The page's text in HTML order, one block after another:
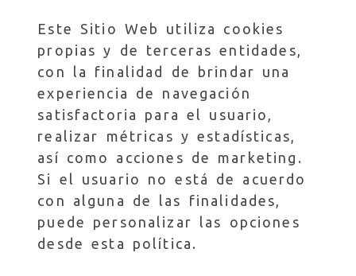
Este Sitio Web utiliza cookies
propias y de terceras entidades,
con la finalidad de brindar una
experiencia de navegación
satisfactoria para el usuario,
realizar métricas y estadísticas,
así como acciones de marketing.
Si el usuario no está de acuerdo
con alguna de las finalidades,
puede personalizar las opciones
desde esta política.